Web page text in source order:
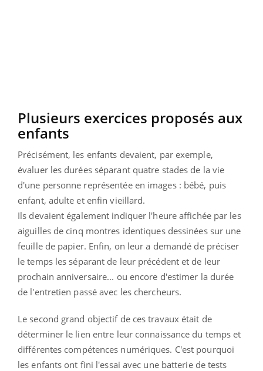
Plusieurs exercices proposés aux
enfants
Précisément, les enfants devaient, par exemple,
évaluer les durées séparant quatre stades de la vie
d'une personne représentée en images : bébé, puis
enfant, adulte et enfin vieillard.
Ils devaient également indiquer l'heure affichée par les
aiguilles de cinq montres identiques dessinées sur une
feuille de papier. Enfin, on leur a demandé de préciser
le temps les séparant de leur précédent et de leur
prochain anniversaire... ou encore d'estimer la durée
de l'entretien passé avec les chercheurs.
Le second grand objectif de ces travaux était de
déterminer le lien entre leur connaissance du temps et
différentes compétences numériques. C'est pourquoi
les enfants ont fini l'essai avec une batterie de tests